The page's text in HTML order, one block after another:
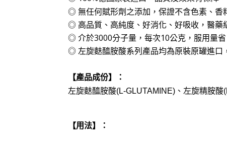
◎ 無任何賦形劑之添加，保證不含色素、香
◎ 高品質、高純度、好消化、好吸收，醫藥
◎ 介於3000分子量，每次10公克，服用量省
◎ 左旋麩醯胺酸系列產品均為原裝原罐進口
【產品成份】：
左旋麩醯胺酸(L-GLUTAMINE)、左旋精胺
【用法】：